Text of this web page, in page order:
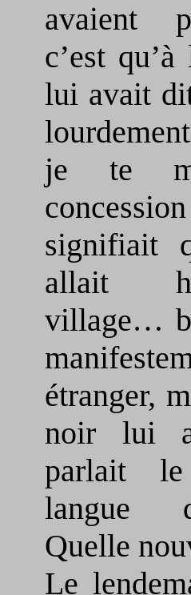
avaient
c’est
lui avait
je te
signifiait
allait
village…
étranger,
noir lui
parlait
langue
Quelle
Le